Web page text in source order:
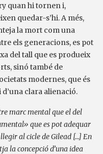
quan hi tornen i,
quedar-s’hi. A més,
la mort com una
els generacions, es pot
del tall que es produeix
sinó també de
modernes, que és
clara alienació.
marc mental que el del
que es pot adequar
al cicle de Gilead […] En
la concepció d’una idea